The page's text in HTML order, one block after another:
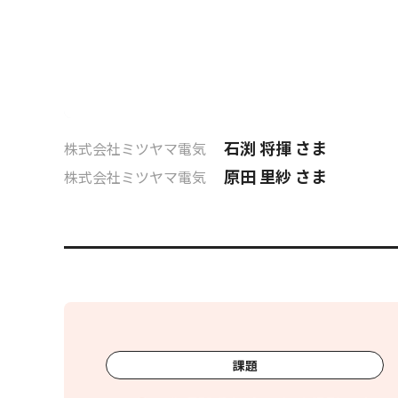
株式会社ミツヤマ電気 石渕 将揮 さま
株式会社ミツヤマ電気 原田 里紗 さま
課題